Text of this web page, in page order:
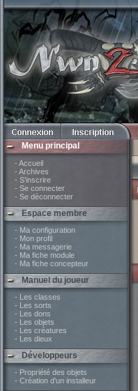
Menu principal
- Accueil
- Archives
- S'inscrire
- Se connecter
- Se déconnecter
Espace membre
- Ma configuration
- Mon profil
- Ma messagerie
- Ma fiche module
- Ma fiche concepteur
Manuel du joueur
- Les classes
- Les sorts
- Les dons
- Les objets
- Les créatures
- Les dieux
Développeurs
- Propriété des objets
- Création d'un installeur